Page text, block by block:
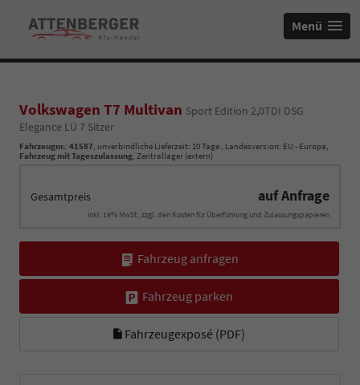
Menü
Volkswagen T7 Multivan Sport Edition 2,0TDI DSG
Elegance LÜ 7 Sitzer
Fahrzeugnr.: 41587, unverbindliche Lieferzeit: 10 Tage , Landesversion: EU - Europa,
Fahrzeug mit Tageszulassung, Zentrallager (extern)
Gesamtpreis auf Anfrage
inkl. 19% MwSt., zzgl. den Kosten für Überführung und Zulassungspapieren
Fahrzeug anfragen
Fahrzeug parken
Fahrzeugexposé (PDF)